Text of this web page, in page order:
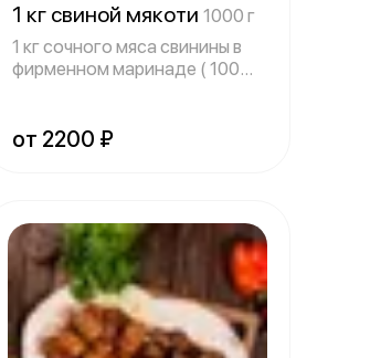
1 кг свиной мякоти 1000 г
1 кг сочного мяса свинины в
фирменном маринаде ( 1000
от 2200 ₽